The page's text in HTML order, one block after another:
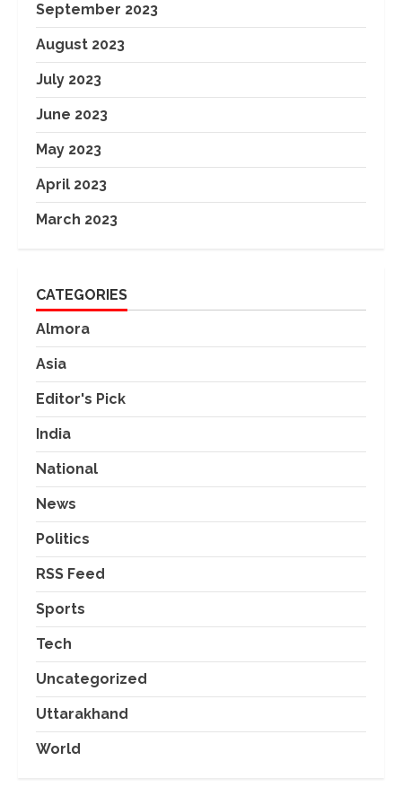
September 2023
August 2023
July 2023
June 2023
May 2023
April 2023
March 2023
CATEGORIES
Almora
Asia
Editor's Pick
India
National
News
Politics
RSS Feed
Sports
Tech
Uncategorized
Uttarakhand
World